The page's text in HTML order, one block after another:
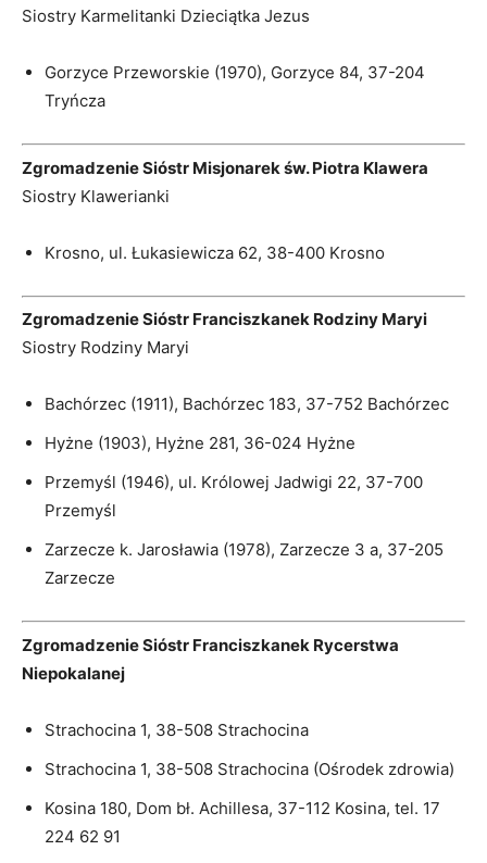
Siostry Karmelitanki Dzieciątka Jezus
Gorzyce Przeworskie (1970), Gorzyce 84, 37-204
Tryńcza
Zgromadzenie Sióstr Misjonarek św. Piotra Klawera
Siostry Klawerianki
Krosno, ul. Łukasiewicza 62, 38-400 Krosno
Zgromadzenie Sióstr Franciszkanek Rodziny Maryi
Siostry Rodziny Maryi
Bachórzec (1911), Bachórzec 183, 37-752 Bachórzec
Hyżne (1903), Hyżne 281, 36-024 Hyżne
Przemyśl (1946), ul. Królowej Jadwigi 22, 37-700
Przemyśl
Zarzecze k. Jarosławia (1978), Zarzecze 3 a, 37-205
Zarzecze
Zgromadzenie Sióstr Franciszkanek Rycerstwa
Niepokalanej
Strachocina 1, 38-508 Strachocina
Strachocina 1, 38-508 Strachocina (Ośrodek zdrowia)
Kosina 180, Dom bł. Achillesa, 37-112 Kosina, tel. 17
224 62 91